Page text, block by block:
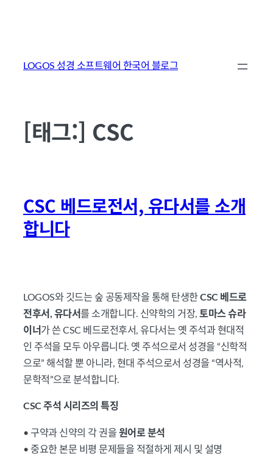
LOGOS 성경 소프트웨어 한국어 블로그
[태그:] CSC
CSC 베드로전서, 유다서를 소개
합니다
LOGOS와 깃드는 숲 공동제작을 통해 탄생한CSC 베드로
전후서, 유다서 를 소개합니다. 신약학의 거장, 토마스 슈라
이너 가 쓴 CSC 베드로전후서, 유다서는 옛 주석과 현대적
인 주석을 모두 아우릅니다. 옛 주석으로서 성경을 “신학적
으로” 해석할 뿐 아니라, 현대 주석으로서 성경을 “역사적,
문학적”으로 분석합니다.
CSC 주석 시리즈의 특징
• 구약과 신약의 각 권을 원어로 분석
• 중요한 본문 비평 문제들을 적절하게 제시 및 설명